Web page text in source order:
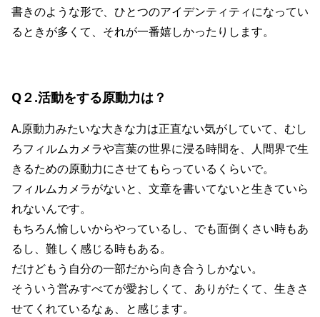
書きのような形で、ひとつのアイデンティティになってい
るときが多くて、それが一番嬉しかったりします。
Q２.活動をする原動力は？
A.原動力みたいな大きな力は正直ない気がしていて、むし
ろフィルムカメラや言葉の世界に浸る時間を、人間界で生
きるための原動力にさせてもらっているくらいで。
フィルムカメラがないと、文章を書いてないと生きていら
れないんです。
もちろん愉しいからやっているし、でも面倒くさい時もあ
るし、難しく感じる時もある。
だけどもう自分の一部だから向き合うしかない。
そういう営みすべてが愛おしくて、ありがたくて、生きさ
せてくれているなぁ、と感じます。